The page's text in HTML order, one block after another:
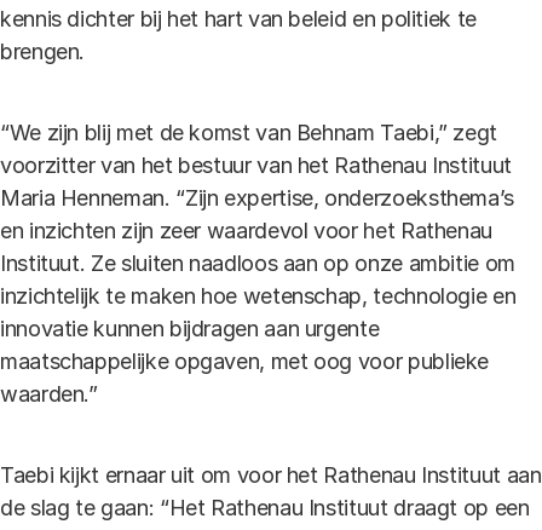
kennis dichter bij het hart van beleid en politiek te
brengen.
“We zijn blij met de komst van Behnam Taebi,” zegt
voorzitter van het bestuur van het Rathenau Instituut
Maria Henneman. “Zijn expertise, onderzoeksthema’s
en inzichten zijn zeer waardevol voor het Rathenau
Instituut. Ze sluiten naadloos aan op onze ambitie om
inzichtelijk te maken hoe wetenschap, technologie en
innovatie kunnen bijdragen aan urgente
maatschappelijke opgaven, met oog voor publieke
waarden.”
Taebi kijkt ernaar uit om voor het Rathenau Instituut aan
de slag te gaan: “Het Rathenau Instituut draagt op een